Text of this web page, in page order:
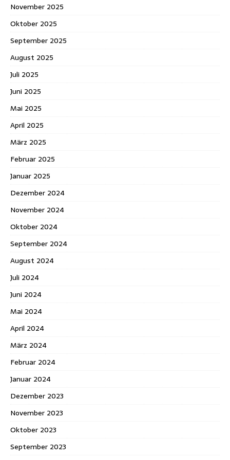
November 2025
Oktober 2025
September 2025
August 2025
Juli 2025
Juni 2025
Mai 2025
April 2025
März 2025
Februar 2025
Januar 2025
Dezember 2024
November 2024
Oktober 2024
September 2024
August 2024
Juli 2024
Juni 2024
Mai 2024
April 2024
März 2024
Februar 2024
Januar 2024
Dezember 2023
November 2023
Oktober 2023
September 2023